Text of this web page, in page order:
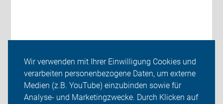
Wir verwenden mit Ihrer Einwilligung Cookies und
verarbeiten personenbezogene Daten, um externe
Medien (z.B. YouTube) einzubinden sowie für
Analyse- und Marketingzwecke. Durch Klicken auf
weiterlesen